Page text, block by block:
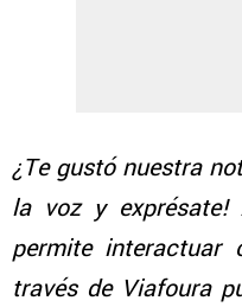
¿Te gustó nuestra
la voz y exprésate!
permite interactuar
través de Viafoura